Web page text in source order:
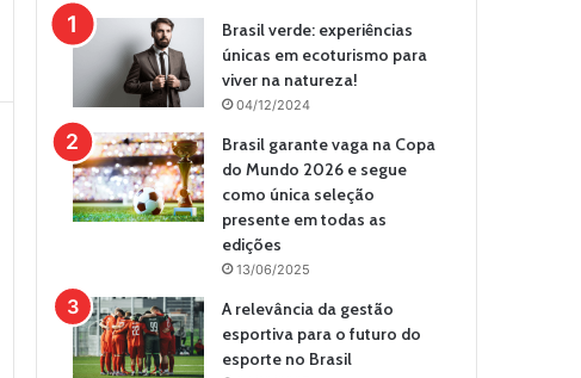
Brasil verde: experiências
únicas em ecoturismo para
viver na natureza!
04/12/2024
Brasil garante vaga na Copa
do Mundo 2026 e segue
como única seleção
presente em todas as
edições
13/06/2025
A relevância da gestão
esportiva para o futuro do
esporte no Brasil